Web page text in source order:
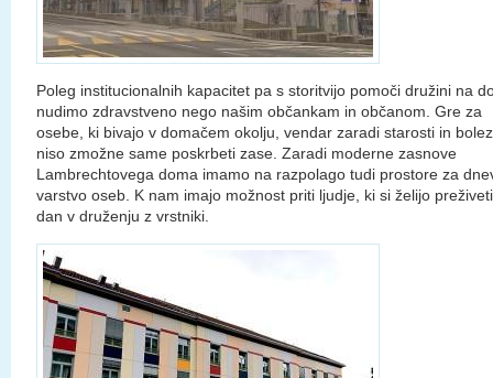
Poleg institucionalnih kapacitet pa s storitvijo pomoči družini na
nudimo zdravstveno nego našim občankam in občanom. Gre za
osebe, ki bivajo v domačem okolju, vendar zaradi starosti in
niso zmožne same poskrbeti zase. Zaradi moderne zasnove
Lambrechtovega doma imamo na razpolago tudi prostore za
varstvo oseb. K nam imajo možnost priti ljudje, ki si želijo preživeti
dan v druženju z vrstniki.